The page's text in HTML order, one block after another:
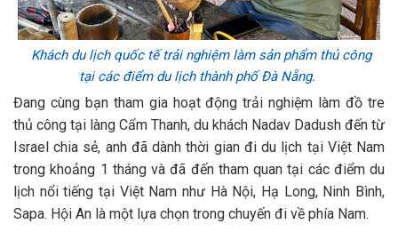
Khách du lịch quốc tế trải nghiệm làm sản phẩm thủ công
tại các điểm du lịch thành phố Đà Nẵng.
Đang cùng bạn tham gia hoạt động trải nghiệm làm đồ tre
thủ công tại làng Cẩm Thanh, du khách Nadav Dadush đến từ
Israel chia sẻ, anh đã dành thời gian đi du lịch tại Việt Nam
trong khoảng 1 tháng và đã đến tham quan tại các điểm du
lịch nổi tiếng tại Việt Nam như Hà Nội, Hạ Long, Ninh Bình,
Sapa. Hội An là một lựa chọn trong chuyến đi về phía Nam.